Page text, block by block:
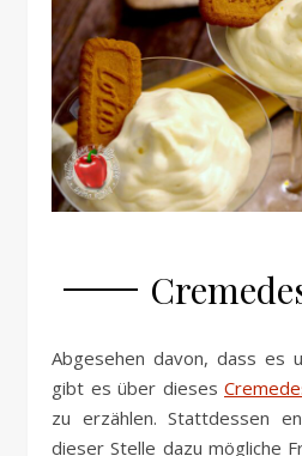
Abgesehen davon, dass es
gibt es über dieses
zu erzählen. Stattdessen
dieser Stelle dazu mögliche